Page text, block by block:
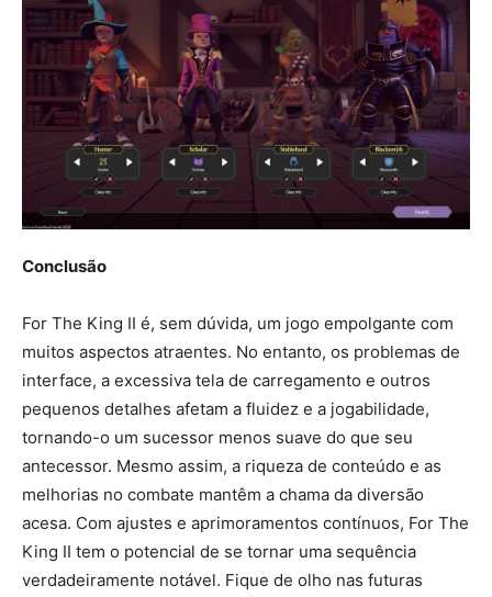
Conclusão
For The King II é, sem dúvida, um jogo empolgante com
muitos aspectos atraentes. No entanto, os problemas de
interface, a excessiva tela de carregamento e outros
pequenos detalhes afetam a fluidez e a jogabilidade,
tornando-o um sucessor menos suave do que seu
antecessor. Mesmo assim, a riqueza de conteúdo e as
melhorias no combate mantêm a chama da diversão
acesa. Com ajustes e aprimoramentos contínuos, For The
King II tem o potencial de se tornar uma sequência
verdadeiramente notável. Fique de olho nas futuras